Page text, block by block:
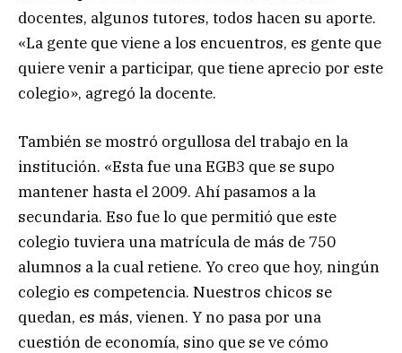
docentes, algunos tutores, todos hacen su aporte.
«La gente que viene a los encuentros, es gente que
quiere venir a participar, que tiene aprecio por este
colegio», agregó la docente.
También se mostró orgullosa del trabajo en la
institución. «Esta fue una EGB3 que se supo
mantener hasta el 2009. Ahí pasamos a la
secundaria. Eso fue lo que permitió que este
colegio tuviera una matrícula de más de 750
alumnos a la cual retiene. Yo creo que hoy, ningún
colegio es competencia. Nuestros chicos se
quedan, es más, vienen. Y no pasa por una
cuestión de economía, sino que se ve cómo